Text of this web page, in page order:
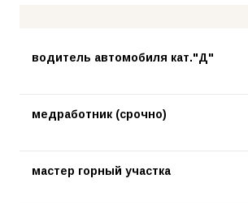
водитель автомобиля кат."Д"
медработник (срочно)
мастер горный участка